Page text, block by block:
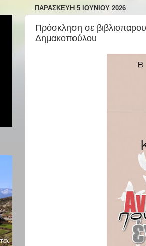
ΠΑΡΑΣΚΕΥΉ 5 ΙΟΥΝΊΟΥ 2026
Πρόσκληση σε
Δημακοπούλου